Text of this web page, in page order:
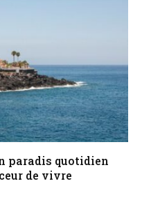
paradis quotidien
de vivre